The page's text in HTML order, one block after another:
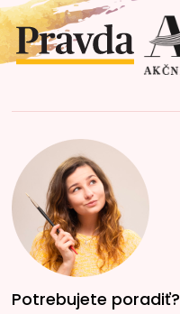
t
i
e
Potrebujete poradiť?